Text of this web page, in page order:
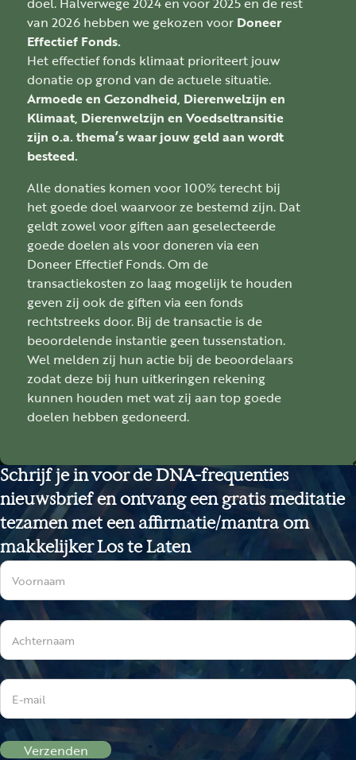
van 2026 hebben we gekozen voor Doneer
Effectief Fonds.
Het effectief fonds klimaat prioriteert jouw
donatie op grond van de actuele situatie.
Armoede en Gezondheid, Dierenwelzijn en
Klimaat, Dierenwelzijn en Voedseltransitie
zijn o.a. thema’s waar jouw geld aan wordt
besteed.
Alle donaties komen voor 100% terecht bij
het goede doel waarvoor ze bestemd zijn. Dat
geldt zowel voor giften aan geselecteerde
goede doelen als voor doneren via een
Doneer Effectief Fonds. Om de
transactiekosten zo laag mogelijk te houden
geven zij ook de giften via een fonds
rechtstreeks door. Bij de transactie is de
beoordelende instantie geen tussenstation.
Wel melden zij hun actie bij de beoordelaars
zodat deze bij hun uitkeringen rekening
kunnen houden met wat zij aan top goede
doelen hebben gedoneerd.
Schrijf je in voor de DNA-frequenties
nieuwsbrief en ontvang een gratis meditatie
tezamen met een affirmatie/mantra om
makkelijker Los te Laten
Sectie
Verzenden